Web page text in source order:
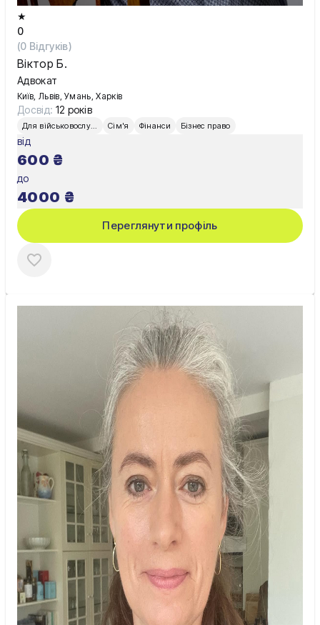
★
0
(0 Відгуків)
Віктор Б.
Адвокат
Київ, Львів, Умань, Харків
Досвід: 12 років
Для військовослужбовців Сім'я Фінанси Бізнес право
від
600 ₴
до
4000 ₴
Переглянути профіль